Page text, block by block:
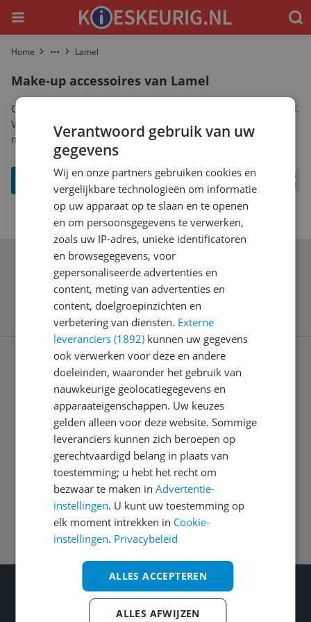
Menu
Home More Lamel
Make-up accessoires van Lamel
Ontdek het complete aanbod make-up accessoires van Lamel.
Vergelijk prijzen, specificaties en reviews om de beste Lamel
make-up accessoires te vinden die bij jou past.
Schrijf je in voor onze nieuwsbrief
Service
Algemeen
Zakelijk
Volg ons op
Wat je ook kiest: Blijf kieskeurig
Gecontroleerde reviews
Verantwoord gebruik van uw
gegevens
Wij en onze partners gebruiken cookies en
vergelijkbare technologieën om informatie
op uw apparaat op te slaan en te openen
en om persoonsgegevens te verwerken,
zoals uw IP-adres, unieke identificatoren
en browsegegevens, voor
gepersonaliseerde advertenties en
content, meting van advertenties en
content, doelgroepinzichten en
verbetering van diensten. Externe
leveranciers (1892) kunnen uw gegevens
ook verwerken voor deze en andere
doeleinden, waaronder het gebruik van
nauwkeurige geolocatiegegevens en
apparaateigenschappen. Uw keuzes
gelden alleen voor deze website. Sommige
leveranciers kunnen zich beroepen op
gerechtvaardigd belang in plaats van
toestemming; u hebt het recht om
bezwaar te maken inAdvertentie-
instellingen. U kunt uw toestemming op
elk moment intrekken in Cookie-
instellingen. Privacybeleid
ALLES ACCEPTEREN
ALLES AFWIJZEN